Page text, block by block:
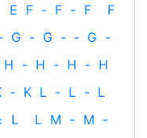
E F - F - F
F
G - G - ‐ G -
H - H - H - H
- K L - L - L
L L M - M -